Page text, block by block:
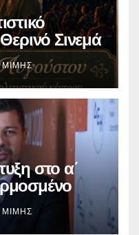
Σινεμά
στο α΄